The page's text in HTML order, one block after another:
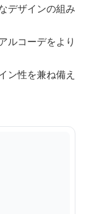
デザインの組み
ルコーデをより
ン性を兼ね備え